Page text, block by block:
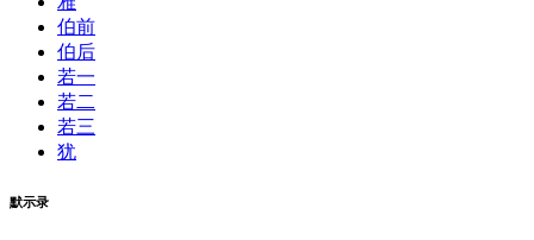
伯前
伯后
若一
若二
若三
犹
默示录